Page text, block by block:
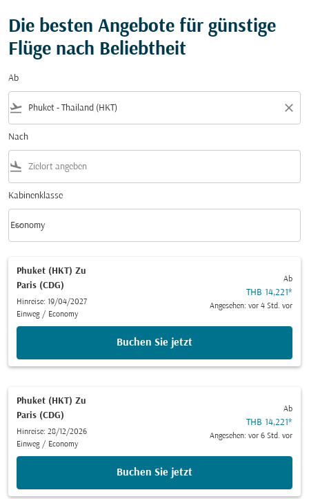
Die besten Angebote für günstige
Flüge nach Beliebtheit
Ab
flight_takeoff close
Nach
flight_land
Kabinenklasse
Kabinenklasse option Economy Selected
Economy
keyboard_arrow_down
Phuket (HKT) Zu
Paris (CDG)
Hinreise: 19/04/2027
Einweg / Economy
Ab
THB 14,221*
Angesehen: vor 4 Std. vor
Buchen Sie jetzt
Phuket (HKT) Zu
Paris (CDG)
Hinreise: 28/12/2026
Einweg / Economy
Ab
THB 14,221*
Angesehen: vor 6 Std. vor
Buchen Sie jetzt